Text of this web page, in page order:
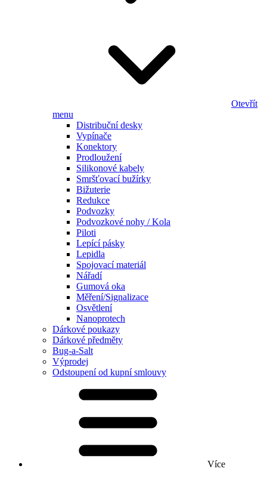
Otevřít
menu
Distribuční desky
Vypínače
Konektory
Prodloužení
Silikonové kabely
Smršťovací bužírky
Bižuterie
Redukce
Podvozky
Podvozkové nohy / Kola
Piloti
Lepící pásky
Lepidla
Spojovací materiál
Nářadí
Gumová oka
Měření/Signalizace
Osvětlení
Nanoprotech
Dárkové poukazy
Dárkové předměty
Bug-a-Salt
Výprodej
Odstoupení od kupní smlouvy
Více